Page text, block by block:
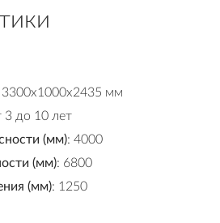
3300x1000x2435 мм
3 до 10 лет
(мм): 4000
(мм): 6800
(мм): 1250